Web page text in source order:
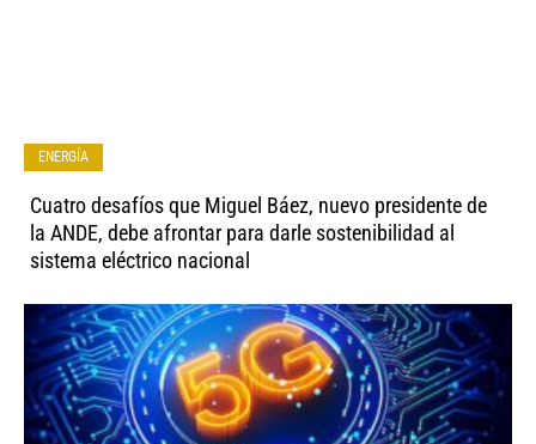
Cuatro desafíos que Miguel Báez, nuevo presidente de
la ANDE, debe afrontar para darle sostenibilidad al
sistema eléctrico nacional
ENERGÍA